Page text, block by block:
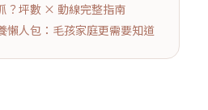
？坪數 × 動線完整指南
懶人包：毛孩家庭更需要知道